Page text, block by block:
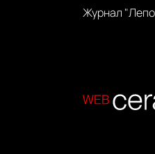
Журнал